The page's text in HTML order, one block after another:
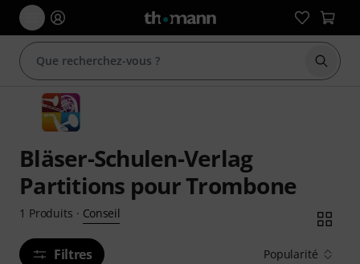
Bläser-Schulen-Verlag
Partitions pour Trombone
1 Produits · Conseil
Filtres Popularité